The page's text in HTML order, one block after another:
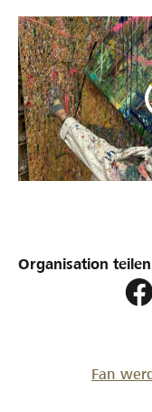
Organisation teilen
Fan